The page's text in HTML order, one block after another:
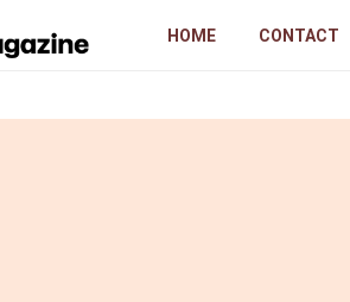
HOME CONTACT